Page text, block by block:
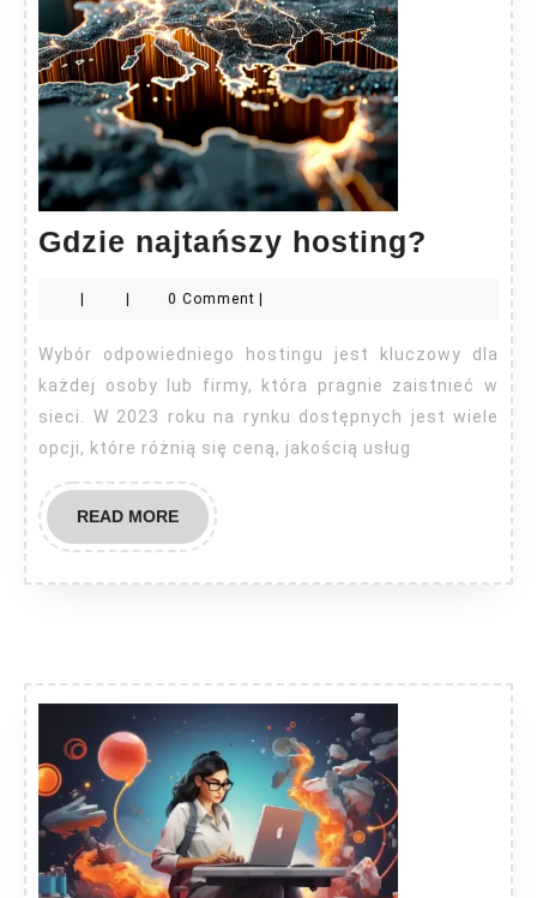
Gdzie najtańszy hosting? Gdzie
0 Comment
Wybór odpowiedniego hostingu jest kluczowy dla
każdej osoby lub firmy, która pragnie zaistnieć w
sieci. W 2023 roku na rynku dostępnych jest wiele
opcji, które różnią się ceną, jakością usług
READ MOREREAD
MORE